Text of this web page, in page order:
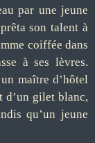
par une jeune
son talent à
coiffée dans
à ses lèvres.
maître d’hôtel
d’un gilet blanc,
qu’un jeune